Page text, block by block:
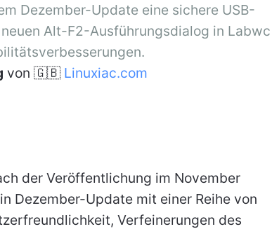
Dezember-Update eine sichere USB-
Alt-F2-Ausführungsdialog in Labwc
von 🇬🇧 Linuxiac.com
der Veröffentlichung im November
Dezember-Update mit einer Reihe von
Verfeinerungen des